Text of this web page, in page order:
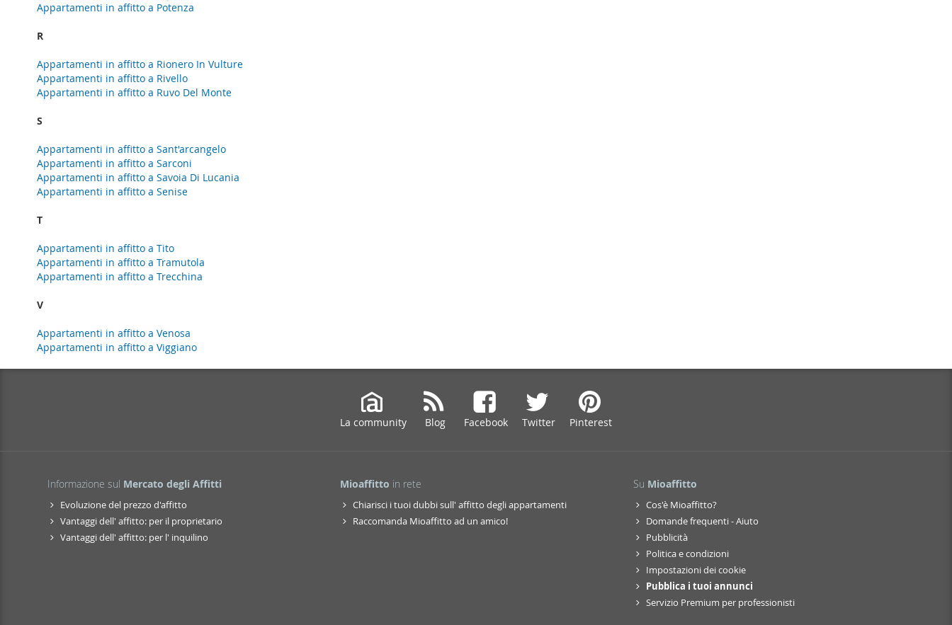
Appartamenti in affitto a Potenza
R
Appartamenti in affitto a Rionero In Vulture
Appartamenti in affitto a Rivello
Appartamenti in affitto a Ruvo Del Monte
S
Appartamenti in affitto a Sant'arcangelo
Appartamenti in affitto a Sarconi
Appartamenti in affitto a Savoia Di Lucania
Appartamenti in affitto a Senise
T
Appartamenti in affitto a Tito
Appartamenti in affitto a Tramutola
Appartamenti in affitto a Trecchina
V
Appartamenti in affitto a Venosa
Appartamenti in affitto a Viggiano
La community Blog Facebook Twitter Pinterest
Informazione sul Mercato degli Affitti
Evoluzione del prezzo d'affitto
Vantaggi dell' affitto: per il proprietario
Vantaggi dell' affitto: per l' inquilino
Mioaffitto in rete
Chiarisci i tuoi dubbi sull' affitto degli appartamenti
Raccomanda Mioaffitto ad un amico!
Su Mioaffitto
Cos'è Mioaffitto?
Domande frequenti - Aiuto
Pubblicità
Politica e condizioni
Impostazioni dei cookie
Pubblica i tuoi annunci
Servizio Premium per professionisti